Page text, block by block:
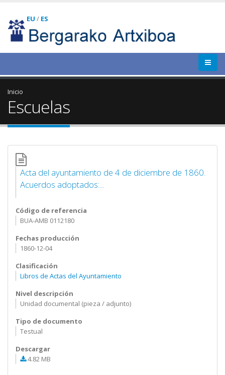
EU / ES
Inicio
Escuelas
Acta del ayuntamiento de 4 de diciembre de 1860.
Acuerdos adoptados:...
Código de referencia
BUA-AMB 0112180
Fechas producción
1860-12-04
Clasificación
Libros de Actas del Ayuntamiento
Nivel descripción
Unidad documental (pieza / adjunto)
Tipo de documento
Testual
Descargar
4.82 MB